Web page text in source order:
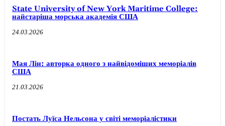
State University of New York Maritime College:
найстаріша морська академія США
24.03.2026
Мая Лін: авторка одного з найвідоміших меморіалів
США
21.03.2026
Постать Луїса Нельсона у світі меморіалістики